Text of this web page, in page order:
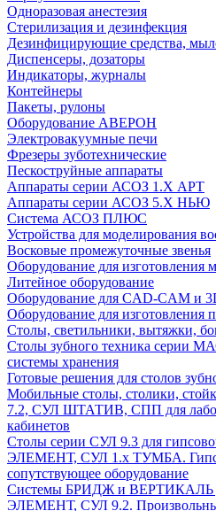
Одноразовая анестезия
Стерилизация и дезинфекция
Дезинфицирующие средства,
Диспенсеры, дозаторы
Индикаторы, журналы
Контейнеры
Пакеты, рулоны
Оборудование АВЕРОН
Электровакуумные печи
Фрезеры зуботехнические
Пескоструйные аппараты
Аппараты серии АСОЗ 1.Х АРТ
Аппараты серии АСОЗ 5.Х НЬЮ
Система АСОЗ ПЛЮС
Устройства для моделирования
Восковые промежуточные звенья
Оборудование для изготовления
Литейное оборудование
Оборудование для CAD-CAM и
Оборудование для изготовления
Cтолы, светильники, вытяжки,
Столы зубного техника серии
системы хранения
Готовые решения для столов
Мобильные столы, столики,
7.2, СУЛ ШТАТИВ, СПП для
кабинетов
Столы серии СУЛ 9.3 для
ЭЛЕМЕНТ, СУЛ 1.х ТУМБА.
сопутствующее оборудование
Системы БРИДЖ и ВЕРТИКАЛЬ
ЭЛЕМЕНТ, СУЛ 9.2.